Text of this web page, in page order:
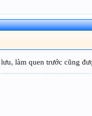
làm quen trước cũng